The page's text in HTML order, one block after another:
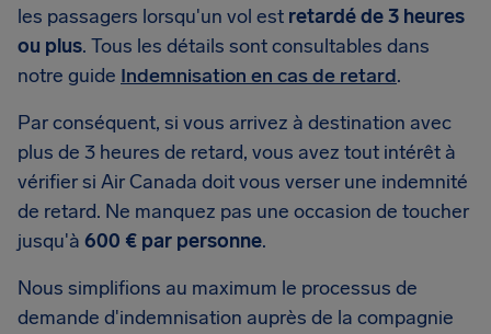
les passagers lorsqu'un vol est retardé de 3 heures
ou plus. Tous les détails sont consultables dans
notre guide Indemnisation en cas de retard.
Par conséquent, si vous arrivez à destination avec
plus de 3 heures de retard, vous avez tout intérêt à
vérifier si Air Canada doit vous verser une indemnité
de retard. Ne manquez pas une occasion de toucher
jusqu'à 600 € par personne.
Nous simplifions au maximum le processus de
demande d'indemnisation auprès de la compagnie